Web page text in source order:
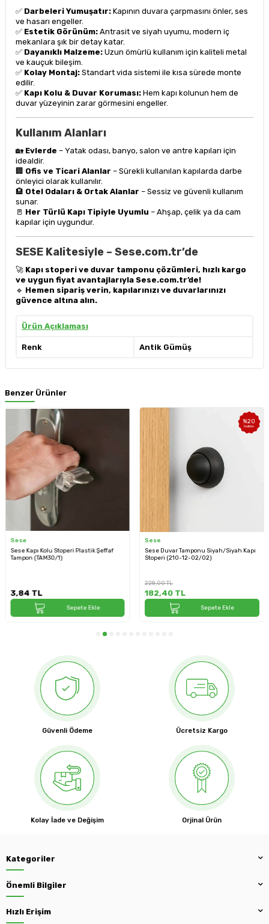
✅ Darbeleri Yumuşatır: Kapının duvara çarpmasını önler, ses
ve hasarı engeller.
✅ Estetik Görünüm: Antrasit ve siyah uyumu, modern iç
mekanlara şık bir detay katar.
✅ Dayanıklı Malzeme: Uzun ömürlü kullanım için kaliteli metal
ve kauçuk bileşim.
✅ Kolay Montaj: Standart vida sistemi ile kısa sürede monte
edilir.
✅ Kapı Kolu & Duvar Koruması: Hem kapı kolunun hem de
duvar yüzeyinin zarar görmesini engeller.
Kullanım Alanları
🏡 Evlerde – Yatak odası, banyo, salon ve antre kapıları için
idealdir.
🏢 Ofis ve Ticari Alanlar – Sürekli kullanılan kapılarda darbe
önleyici olarak kullanılır.
🏨 Otel Odaları & Ortak Alanlar – Sessiz ve güvenli kullanım
sunar.
🚪 Her Türlü Kapı Tipiyle Uyumlu – Ahşap, çelik ya da cam
kapılar için uygundur.
SESE Kalitesiyle – Sese.com.tr’de
🚀 Kapı stoperi ve duvar tamponu çözümleri, hızlı kargo
ve uygun fiyat avantajlarıyla Sese.com.tr’de!
🔹 Hemen sipariş verin, kapılarınızı ve duvarlarınızı
güvence altına alın.
Ürün Açıklaması
Renk Antik Gümüş
Benzer Ürünler
Sese
Sese Kapı Kolu Stoperi Plastik Şeffaf
Tampon (TAM30/1)
3,84 TL
Sepete Ekle
%20
İndirim
Sese
Sese Duvar Tamponu Siyah/Siyah Kapı
Stoperi (210-12-02/02)
228,00TL
182,40TL
Sepete Ekle
Güvenli Ödeme Ücretsiz Kargo
Kolay İade ve Değişim Orjinal Ürün
Kategoriler
Önemli Bilgiler
Hızlı Erişim